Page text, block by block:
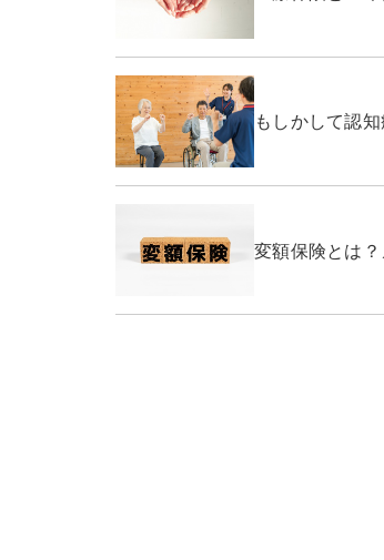
もしかして認
変額保険とは